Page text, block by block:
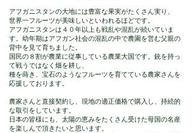
アフガニスタンの⼤地には豊富な果実がたくさん実り、
世界⼀フルーツが美味しいといわれるほどです。
アフガニスタンは４０年以上も戦乱や混乱が続いていま
す。幼年期はアフガン社会の混乱の中で農園を営む⽗親の
背中を⾒て育ちました。
国⺠の８割が農業に従事している農業⼤国です。銃を持っ
て戦うではなく畑を耕し、
種を蒔き、宝⽯のようなフルーツを育てている農家さんを
応援しております。
農家さんと直接契約し、現地の適正価格で購⼊し、持続的
な取引をしています。
⽇本の皆様にも、太陽の恵みをたくさん受けた⺟国の名産
を楽しんで頂きたいと思います。